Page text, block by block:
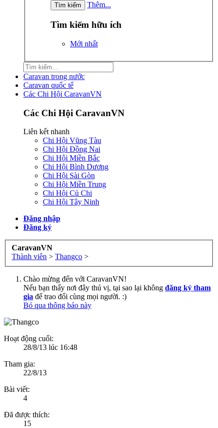
Thêm...
Tìm kiếm hữu ích
Mới nhất
Caravan trong nước
Caravan quốc tế
Các Chi Hội CaravanVN
Các Chi Hội CaravanVN
Liên kết nhanh
Chi Hội Vũng Tàu
Chi Hội Đồng Nai
Chi Hội Miền Bắc
Chi Hội Bình Dương
Chi Hội Sài Gòn
Chi Hội Miền Trung
Chi Hội Củ Chi
Chi Hội Tây Ninh
Đăng nhập
Đăng ký
CaravanVN
Thành viên > Thangco >
Chào mừng đến với CaravanVN!
Nếu bạn thấy nơi đây thú vị, tại sao lại không đăng ký tham
gia để trao đổi cùng mọi người. :)
Bỏ qua thông báo này
Hoạt động cuối:
28/8/13 lúc 16:48
Tham gia:
22/8/13
Bài viết:
4
Đã được thích:
15